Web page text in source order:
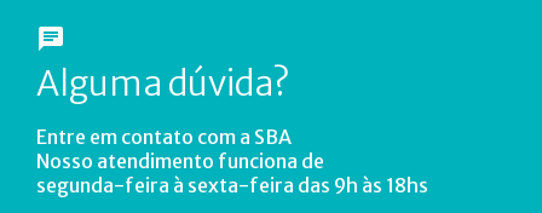
Alguma dúvida?
Entre em contato com a SBA
Nosso atendimento funciona de
segunda-feira à sexta-feira das 9h às 18hs